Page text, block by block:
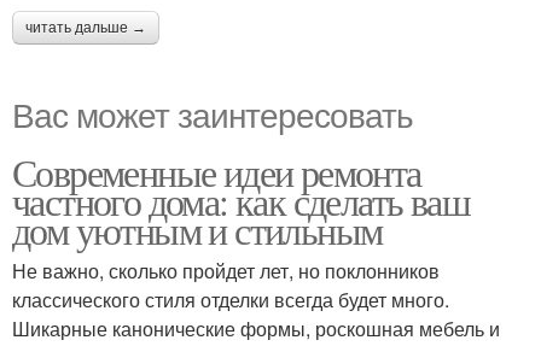
читать дальше →
Вас может заинтересовать
Современные идеи ремонта
частного дома: как сделать ваш
дом уютным и стильным
Не важно, сколько пройдет лет, но поклонников
классического стиля отделки всегда будет много.
Шикарные канонические формы, роскошная мебель и